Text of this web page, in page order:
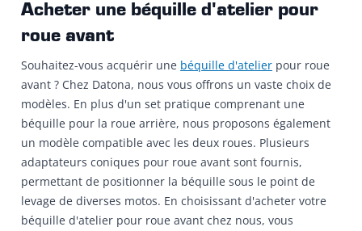
Acheter une béquille d'atelier pour
roue avant
Souhaitez-vous acquérir une béquille d'atelier pour roue
avant ? Chez Datona, nous vous offrons un vaste choix de
modèles. En plus d'un set pratique comprenant une
béquille pour la roue arrière, nous proposons également
un modèle compatible avec les deux roues. Plusieurs
adaptateurs coniques pour roue avant sont fournis,
permettant de positionner la béquille sous le point de
levage de diverses motos. En choisissant d'acheter votre
béquille d'atelier pour roue avant chez nous, vous